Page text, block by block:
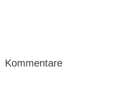
Kommentare